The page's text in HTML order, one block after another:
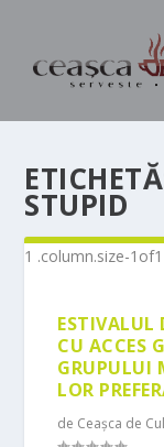
STUPID
ESTIVALUL
CU ACCES
GRUPULUI
LOR
de Ceașca de